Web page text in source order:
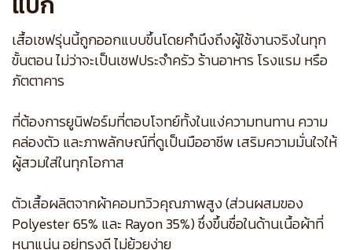
เสื้อเชฟรุ่นนี้ถูกออกแบบขึ้นโดยคำนึงถึงผู้ใช้งานจริงในทุก
ขั้นตอน ไม่ว่าจะเป็นเชฟประจำครัว ร้านอาหาร โรงแรม หรือ
ภัตตาคาร
ที่ต้องการยูนิฟอร์มที่ตอบโจทย์ทั้งในแง่ความทนทาน ความ
คล่องตัว และภาพลักษณ์ที่ดูเป็นมืออาชีพ เสริมความมั่นใจให้
ผู้สวมใส่ในทุกโอกาส
ตัวเสื้อผลิตจากผ้าคอมทวิวคุณภาพสูง (ส่วนผสมของ
Polyester 65% และ Rayon 35%) ซึ่งขึ้นชื่อในด้านเนื้อผ้าที่
หนาแน่น อยู่ทรงดี ไม่ย้วยง่าย